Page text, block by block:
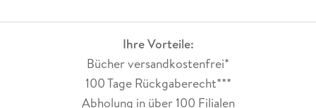
Ihre Vorteile:
Bücher versandkostenfrei*
100 Tage Rückgaberecht***
Abholung in über 100 Filialen